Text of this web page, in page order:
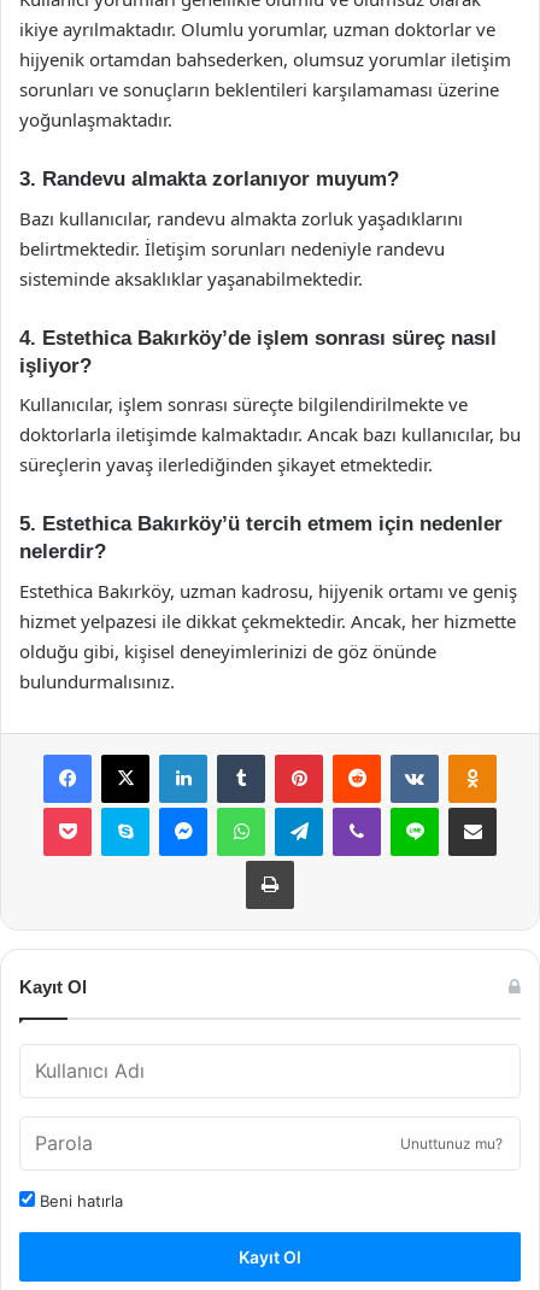
ikiye ayrılmaktadır. Olumlu yorumlar, uzman doktorlar ve
hijyenik ortamdan bahsederken, olumsuz yorumlar iletişim
sorunları ve sonuçların beklentileri karşılamaması üzerine
yoğunlaşmaktadır.
3. Randevu almakta zorlanıyor muyum?
Bazı kullanıcılar, randevu almakta zorluk yaşadıklarını
belirtmektedir. İletişim sorunları nedeniyle randevu
sisteminde aksaklıklar yaşanabilmektedir.
4. Estethica Bakırköy’de işlem sonrası süreç nasıl
işliyor?
Kullanıcılar, işlem sonrası süreçte bilgilendirilmekte ve
doktorlarla iletişimde kalmaktadır. Ancak bazı kullanıcılar, bu
süreçlerin yavaş ilerlediğinden şikayet etmektedir.
5. Estethica Bakırköy’ü tercih etmem için nedenler
nelerdir?
Estethica Bakırköy, uzman kadrosu, hijyenik ortamı ve geniş
hizmet yelpazesi ile dikkat çekmektedir. Ancak, her hizmette
olduğu gibi, kişisel deneyimlerinizi de göz önünde
bulundurmalısınız.
Facebook
X LinkedInTumblr PinterestReddit VKontakte
Pocket Skype MessengerWhatsAppTelegramViber Line E-Posta ile
Yazdır
Kayıt Ol
Unuttunuz mu?
Beni hatırla
Kayıt Ol